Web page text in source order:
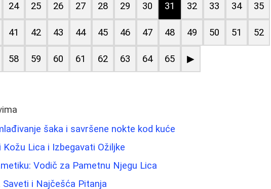
24 25 26 27 28 29 30 31 32 33 34 35
41 42 43 44 45 46 47 48 49 50 51 52
58 59 60 61 62 63 64 65 ▶
šaka i savršene nokte kod kuće
Lica i Izbegavati Ožiljke
Vodič za Pametnu Njegu Lica
i Najčešća Pitanja